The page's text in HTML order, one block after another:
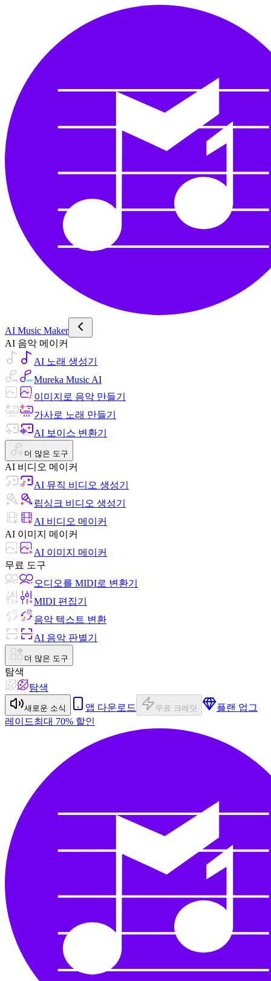
AI Music Maker
AI 음악 메이커
AI 노래 생성기
Mureka Music AI
이미지로 음악 만들기
가사로 노래 만들기
AI 보이스 변환기
더 많은 도구
AI 비디오 메이커
AI 뮤직 비디오 생성기
립싱크 비디오 생성기
AI 비디오 메이커
AI 이미지 메이커
AI 이미지 메이커
무료 도구
오디오를 MIDI로 변환기
MIDI 편집기
음악 텍스트 변환
AI 음악 판별기
더 많은 도구
탐색
탐색
새로운 소식 앱 다운로드 무료 크레딧
플랜 업그
레이드최대 70% 할인